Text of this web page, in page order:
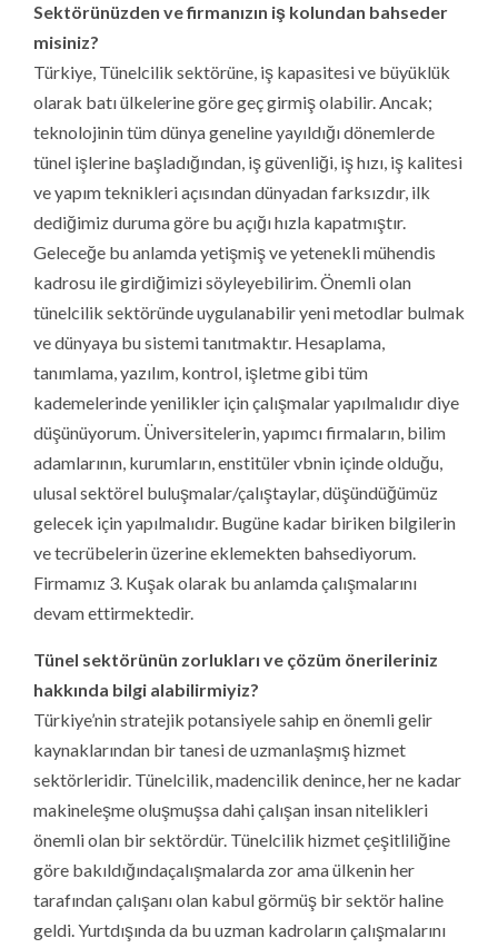
Sektörünüzden ve firmanızın iş kolundan bahseder
misiniz?
Türkiye, Tünelcilik sektörüne, iş kapasitesi ve büyüklük
olarak batı ülkelerine göre geç girmiş olabilir. Ancak;
teknolojinin tüm dünya geneline yayıldığı dönemlerde
tünel işlerine başladığından, iş güvenliği, iş hızı, iş kalitesi
ve yapım teknikleri açısından dünyadan farksızdır, ilk
dediğimiz duruma göre bu açığı hızla kapatmıştır.
Geleceğe bu anlamda yetişmiş ve yetenekli mühendis
kadrosu ile girdiğimizi söyleyebilirim. Önemli olan
tünelcilik sektöründe uygulanabilir yeni metodlar bulmak
ve dünyaya bu sistemi tanıtmaktır. Hesaplama,
tanımlama, yazılım, kontrol, işletme gibi tüm
kademelerinde yenilikler için çalışmalar yapılmalıdır diye
düşünüyorum. Üniversitelerin, yapımcı firmaların, bilim
adamlarının, kurumların, enstitüler vbnin içinde olduğu,
ulusal sektörel buluşmalar/çalıştaylar, düşündüğümüz
gelecek için yapılmalıdır. Bugüne kadar biriken bilgilerin
ve tecrübelerin üzerine eklemekten bahsediyorum.
Firmamız 3. Kuşak olarak bu anlamda çalışmalarını
devam ettirmektedir.
Tünel sektörünün zorlukları ve çözüm önerileriniz
hakkında bilgi alabilirmiyiz?
Türkiye’nin stratejik potansiyele sahip en önemli gelir
kaynaklarından bir tanesi de uzmanlaşmış hizmet
sektörleridir. Tünelcilik, madencilik denince, her ne kadar
makineleşme oluşmuşsa dahi çalışan insan nitelikleri
önemli olan bir sektördür. Tünelcilik hizmet çeşitliliğine
göre bakıldığındaçalışmalarda zor ama ülkenin her
tarafından çalışanı olan kabul görmüş bir sektör haline
geldi. Yurtdışında da bu uzman kadroların çalışmalarını